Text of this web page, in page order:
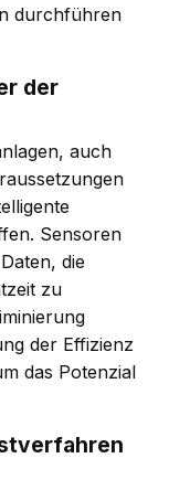
durchführen
der
auch
Sensoren
die
zu
der Effizienz
das Potenzial